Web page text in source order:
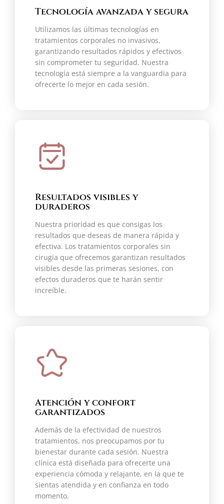
Tecnología avanzada y segura
Utilizamos las últimas tecnologías en
tratamientos corporales no invasivos,
garantizando resultados rápidos y efectivos
sin comprometer tu seguridad. Nuestra
tecnología está siempre a la vanguardia para
ofrecerte lo mejor en cada sesión.
Resultados visibles y
duraderos
Nuestra prioridad es que consigas los
resultados que deseas de manera rápida y
efectiva. Los tratamientos corporales sin
cirugía que ofrecemos garantizan resultados
visibles desde las primeras sesiones, con
efectos duraderos que te harán sentir
increíble.
Atención y confort
garantizados
Además de la efectividad de nuestros
tratamientos, nos preocupamos por tu
bienestar durante cada sesión. Nuestra
clínica está diseñada para ofrecerte una
experiencia cómoda y relajante, en la que te
sientas atendida y en confianza en todo
momento.